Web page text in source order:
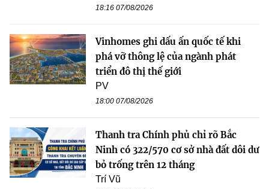
18:16 07/08/2026
Vinhomes ghi dấu ấn quốc tế khi
phá vỡ thông lệ của ngành phát
triển đô thị thế giới
PV
18:00 07/08/2026
Thanh tra Chính phủ chỉ rõ Bắc
Ninh có 322/570 cơ sở nhà đất dôi dư
bỏ trống trên 12 tháng
Trí Vũ